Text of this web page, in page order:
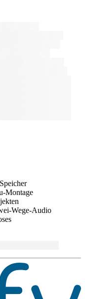
Montage
Wege-Audio